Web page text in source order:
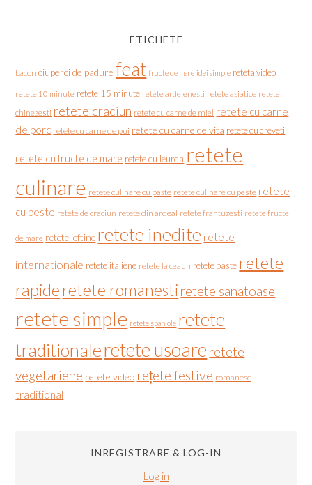
ETICHETE
bacon ciuperci de padure feat fructe de mare idei simple reteta video
retete 10 minute retete 15 minute retete ardelenesti retete asiatice retete
chinezesti retete craciun retete cu carne de miel retete cu carne
de porc retete cu carne de pui retete cu carne de vita retete cu creveti
retete cu fructe de mare retete cu leurda retete
culinare retete culinare cu paste retete culinare cu peste retete
cu peste retete de craciun retete din ardeal retete frantuzesti retete fructe
de mare retete ieftine retete inedite retete
internationale retete italiene retete la ceaun retete paste retete
rapideretete romanesti retete sanatoase
retete simple retete spaniole retete
traditionaleretete usoare retete
vegetariene retete video rețete festive romanesc
traditional
INREGISTRARE & LOG-IN
Log in